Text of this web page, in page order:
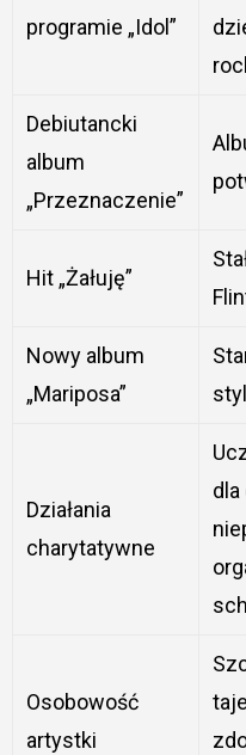
programie „Idol”
Debiutancki
album
„Przeznaczenie”
Hit „Żałuję”
Nowy album
„Mariposa”
Działania
charytatywne
Osobowość
artystki